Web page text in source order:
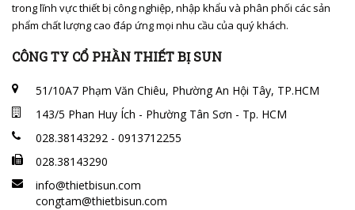
trong lĩnh vực thiết bị công nghiệp, nhập khẩu và phân phối các sản
phẩm chất lượng cao đáp ứng mọi nhu cầu của quý khách.
CÔNG TY CỔ PHẦN THIẾT BỊ SUN
51/10A7 Phạm Văn Chiêu, Phường An Hội Tây, TP.HCM
143/5 Phan Huy Ích - Phường Tân Sơn - Tp. HCM
028.38143292 - 0913712255
028.38143290
info@thietbisun.com
congtam@thietbisun.com